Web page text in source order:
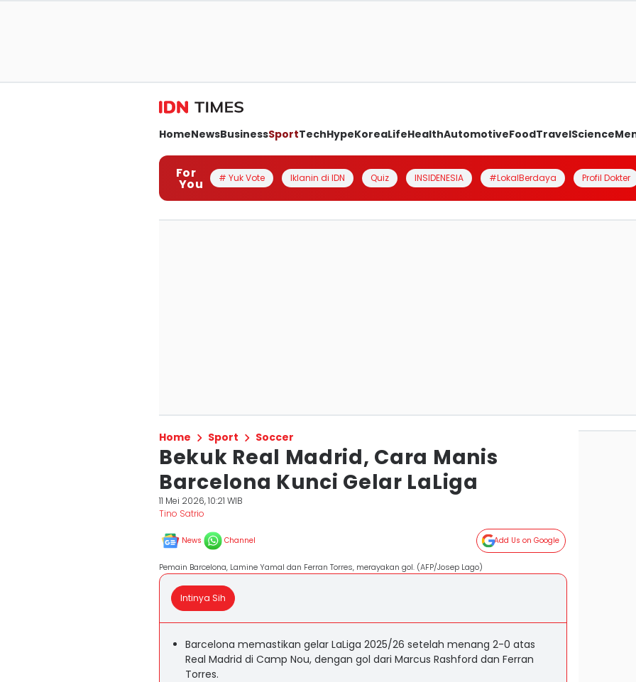
HomeNewsBusinessSportTechHypeKoreaLifeHealthAutomotiveFoodTravelScience
For
You # Yuk Vote Iklanin di IDN Quiz INSIDENESIA #LokalBerdaya Profil Dokter
Home Sport Soccer
Bekuk Real Madrid, Cara Manis
Barcelona Kunci Gelar LaLiga
11 Mei 2026, 10:21 WIB
Tino Satrio
News Channel Add Us on Google
Pemain Barcelona, Lamine Yamal dan Ferran Torres, merayakan gol. (AFP/Josep Lago)
Intinya Sih
Barcelona memastikan gelar LaLiga 2025/26 setelah menang 2-0 atas
Real Madrid di Camp Nou, dengan gol dari Marcus Rashford dan Ferran
Torres.